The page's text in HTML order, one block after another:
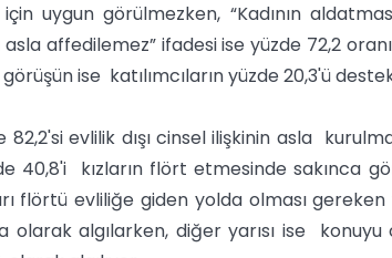
uygun görülmezken, “Kadının
asla affedilemez” ifadesi ise yüzde 72,2
ise katılımcıların yüzde 20,3'ü
82,2'si evlilik dışı cinsel ilişkinin asla
40,8'i kızların flört etmesinde sakınca
flörtü evliliğe giden yolda olması
olarak algılarken, diğer yarısı ise